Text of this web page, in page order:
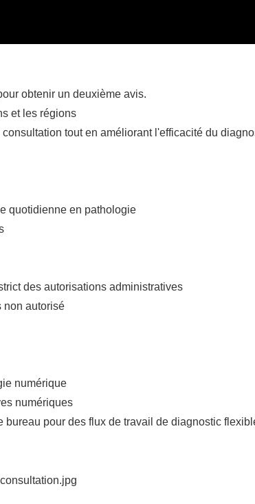
obtenir un deuxième avis.
et les régions
tout en améliorant l'efficacité du
quotidienne en pathologie
des autorisations administratives
non autorisé
numérique
numériques
pour des flux de travail de diagnostic